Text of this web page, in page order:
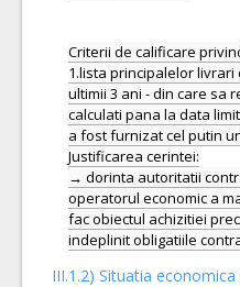
Criterii de calificare
1.lista principalelor
ultimii 3 ani - din care sa
calculati pana la data
a fost furnizat cel putin
Justificarea cerintei:
→ dorinta autoritatii
operatorul economic a
fac obiectul achizitiei
III.1.2) Situatia economica